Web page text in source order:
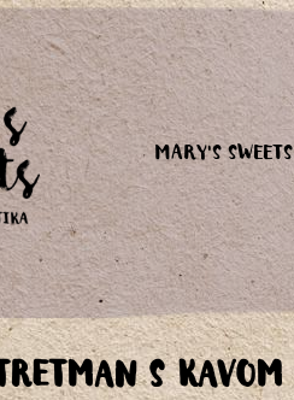
MARY'S SWEETS
S KAVOM